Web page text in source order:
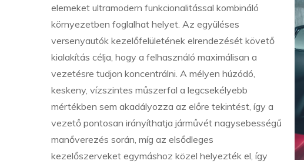
elemeket ultramodern funkcionalitással kombináló
környezetben foglalhat helyet. Az együléses
versenyautók kezelőfelületének elrendezését követő
kialakítás célja, hogy a felhasználó maximálisan a
vezetésre tudjon koncentrálni. A mélyen húzódó,
keskeny, vízszintes műszerfal a legcsekélyebb
mértékben sem akadályozza az előre tekintést, így a
vezető pontosan irányíthatja járművét nagysebességű
manőverezés során, míg az elsődleges
kezelőszerveket egymáshoz közel helyezték el, így